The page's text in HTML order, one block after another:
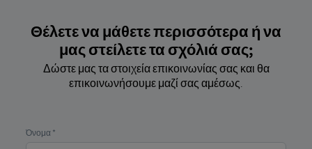
Θέλετε να μάθετε περισσότερα ή να
μας στείλετε τα σχόλιά σας;
Δώστε μας τα στοιχεία επικοινωνίας σας και θα
επικοινωνήσουμε μαζί σας αμέσως.